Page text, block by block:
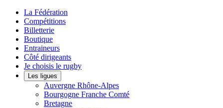
La Fédération
Compétitions
Billetterie
Boutique
Entraineurs
Côté dirigeants
Je choisis le rugby
Les ligues
Auvergne Rhône-Alpes
Bourgogne Franche Comté
Bretagne